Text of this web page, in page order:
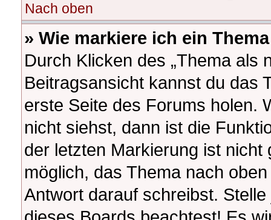
Nach oben
» Wie markiere ich ein
Durch Klicken des „Thema als
Beitragsansicht kannst du das
erste Seite des Forums holen.
nicht siehst, dann ist die
der letzten Markierung ist
möglich, das Thema nach
Antwort darauf schreibst.